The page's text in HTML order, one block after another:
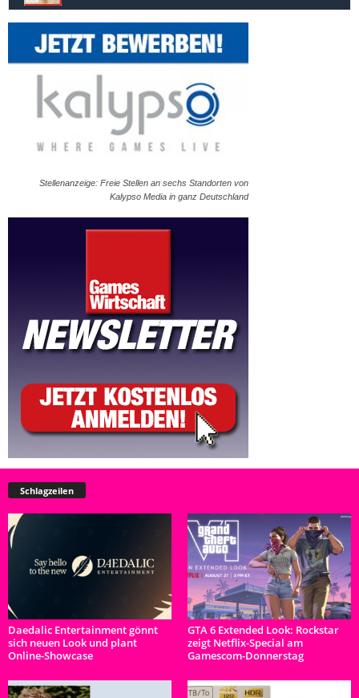
Stellenanzeige: Freie Stellen an sechs Standorten von
Kalypso Media in ganz Deutschland
Schlagzeilen
Daedalic Entertainment gönnt
sich neuen Look und plant
Online-Showcase
GTA 6 Extended Look: Rockstar
zeigt Netflix-Special am
Gamescom-Donnerstag